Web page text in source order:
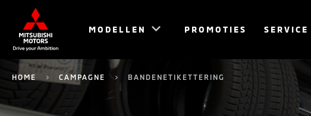
MODELLEN PROMOTIES SERVICE
HOME CAMPAGNE BANDENETIKETTERING